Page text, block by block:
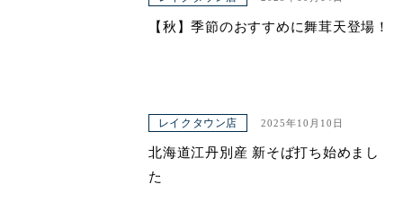
【秋】季節のおすすめに舞茸天登場！
レイクタウン店 2025年10月10日
北海道江丹別産 新そば打ち始めまし
た